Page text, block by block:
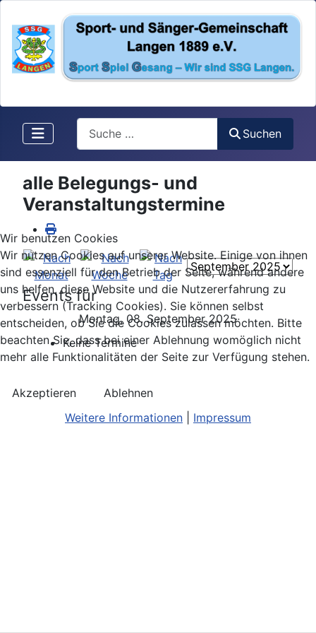
Search
Suchen
alle Belegungs- und
Veranstaltungstermine
Events für
Montag, 08. September 2025
Keine Termine
Wir benutzen Cookies
Wir nutzen Cookies auf unserer Website. Einige von ihnen
sind essenziell für den Betrieb der Seite, während andere
uns helfen, diese Website und die Nutzererfahrung zu
verbessern (Tracking Cookies). Sie können selbst
entscheiden, ob Sie die Cookies zulassen möchten. Bitte
beachten Sie, dass bei einer Ablehnung womöglich nicht
mehr alle Funktionalitäten der Seite zur Verfügung stehen.
Akzeptieren
Ablehnen
Weitere Informationen
Impressum